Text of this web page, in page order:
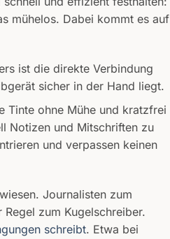
mühelos. Dabei kommt es auf
ist die direkte Verbindung
sicher in der Hand liegt.
Tinte ohne Mühe und kratzfrei
Notizen und Mitschriften zu
und verpassen keinen
Journalisten zum
zum Kugelschreiber.
schreibt. Etwa bei